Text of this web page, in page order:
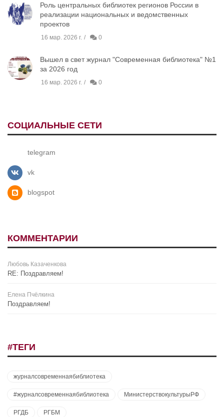
Роль центральных библиотек регионов России в
реализации национальных и ведомственных
проектов
16 мар. 2026 г. 0
Вышел в свет журнал "Современная библиотека" №1
за 2026 год
16 мар. 2026 г. 0
СОЦИАЛЬНЫЕ СЕТИ
telegram
vk
blogspot
КОММЕНТАРИИ
Любовь Казаченкова
RE: Поздравляем!
Елена Пчёлкина
Поздравляем!
#ТЕГИ
журналсовременнаябиблиотека
#журналсовременнаябиблиотека МинистерствокультурыРФ
РГДБ РГБМ